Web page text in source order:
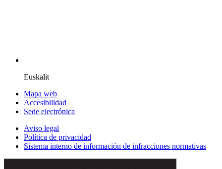
Euskalit
Mapa web
Accesibilidad
Sede electrónica
Aviso legal
Política de privacidad
Sistema interno de información de infracciones normativas